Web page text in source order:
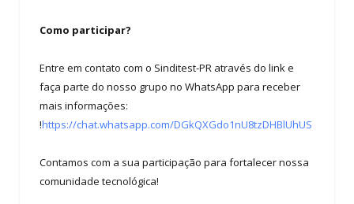
Como participar?
Entre em contato com o Sinditest-PR através do link e
faça parte do nosso grupo no WhatsApp para receber
mais informações:
!https://chat.whatsapp.com/DGkQXGdo1nU8tzDHBlUhUS
Contamos com a sua participação para fortalecer nossa
comunidade tecnológica!